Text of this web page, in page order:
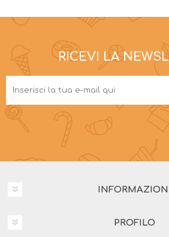
RICEVI LA
INFORMAZIONI
PROFILO